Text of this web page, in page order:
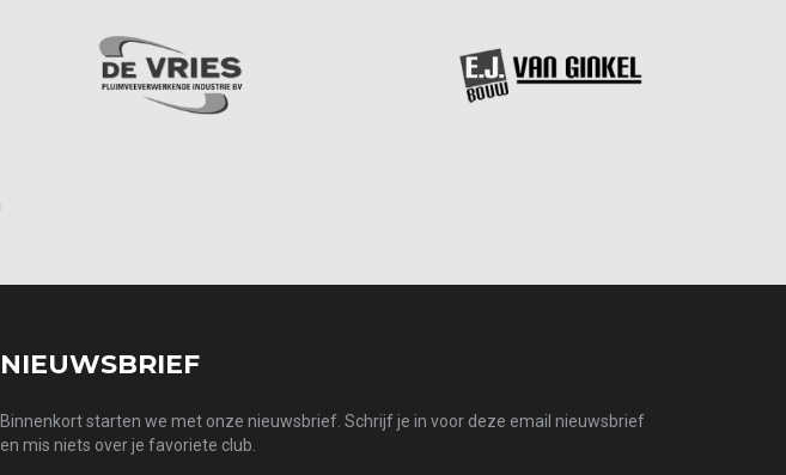
NIEUWSBRIEF
Binnenkort starten we met onze nieuwsbrief. Schrijf je in voor deze email nieuwsbrief
en mis niets over je favoriete club.